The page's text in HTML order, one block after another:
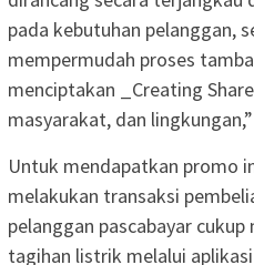
pada kebutuhan pelanggan,
mempermudah proses
menciptakan _Creating
masyarakat, dan
Untuk mendapatkan promo
melakukan transaksi
pelanggan pascabayar
tagihan listrik melalui